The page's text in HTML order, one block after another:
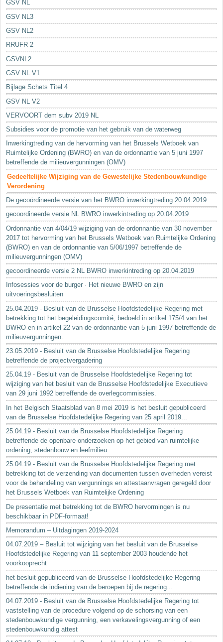
GSV NL
GSV NL3
GSV NL2
RRUFR 2
GSVNL2
GSV NL V1
Bijlage Schets Titel 4
GSV NL V2
VERVOORT dem subv 2019 NL
Subsidies voor de promotie van het gebruik van de waterweg
Inwerkingtreding van de hervorming van het Brussels Wetboek van
Ruimtelijke Ordening (BWRO) en van de ordonnantie van 5 juni 1997
betreffende de milieuvergunningen (OMV)
Gedeeltelijke Wijziging van de Gewestelijke Stedenbouwkundige
Verordening
De gecoördineerde versie van het BWRO inwerkingtreding 20.04.2019
gecoordineerde versie NL BWRO inwerkintreding op 20.04.2019
Ordonnantie van 4/04/19 wijziging van de ordonnantie van 30 november
2017 tot hervorming van het Brussels Wetboek van Ruimtelijke Ordening
(BWRO) en van de ordonnantie van 5/06/1997 betreffende de
milieuvergunningen (OMV)
gecoordineerde versie 2 NL BWRO inwerkintreding op 20.04.2019
Infosessies voor de burger · Het nieuwe BWRO en zijn
uitvoeringsbesluiten
25.04.2019 - Besluit van de Brusselse Hoofdstedelijke Regering met
betrekking tot het begeleidingscomité, bedoeld in artikel 175/4 van het
BWRO en in artikel 22 van de ordonnantie van 5 juni 1997 betreffende de
milieuvergunningen.
23.05.2019 - Besluit van de Brusselse Hoofdstedelijke Regering
betreffende de projectvergadering
25.04.19 - Besluit van de Brusselse Hoofdstedelijke Regering tot
wijziging van het besluit van de Brusselse Hoofdstedelijke Executieve
van 29 juni 1992 betreffende de overlegcommissies.
In het Belgisch Staatsblad van 8 mei 2019 is het besluit gepubliceerd
van de Brusselse Hoofdstedelijke Regering van 25 april 2019...
25.04.19 - Besluit van de Brusselse Hoofdstedelijke Regering
betreffende de openbare onderzoeken op het gebied van ruimtelijke
ordening, stedenbouw en leefmilieu.
25.04.19 - Besluit van de Brusselse Hoofdstedelijke Regering met
betrekking tot de verzending van documenten tussen overheden vereist
voor de behandeling van vergunnings en attestaanvragen geregeld door
het Brussels Wetboek van Ruimtelijke Ordening
De presentatie met betrekking tot de BWRO hervormingen is nu
beschikbaar in PDF-formaat!
Memorandum – Uitdagingen 2019-2024
04.07.2019 – Besluit tot wijziging van het besluit van de Brusselse
Hoofdstedelijke Regering van 11 september 2003 houdende het
voorkooprecht
het besluit gepubliceerd van de Brusselse Hoofdstedelijke Regering
betreffende de indiening van de beroepen bij de regering...
04.07.2019 - Besluit van de Brusselse Hoofdstedelijke Regering tot
vaststelling van de procedure volgend op de schorsing van een
stedenbouwkundige vergunning, een verkavelingsvergunning of een
stedenbouwkundig attest